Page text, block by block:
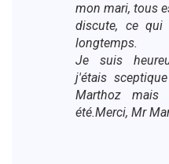
mon mari, tous
discute, ce qui
longtemps.
Je suis
j'étais
Marthoz mais
été.Merci, Mr